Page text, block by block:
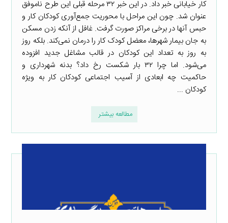
کار خیابانی خبر داد. در این خبر ۳۲ مرحله قبلی این طرح ناموفق
عنوان شد. چون این مراحل با محوریت جمع‌آوری کودکان کار و
حبس آنها در برخی مراکز صورت گرفت. غافل از آنکه زدن مسکن
به جان بیمار شهرها،‌ معضل کودک کار را درمان نمی‌کند. بلکه روز
به روز به تعداد این کودکان در قالب مشاغل جدید افزوده
می‌شود. اما چرا ۳۲ بار شکست رخ داد؟ بدنه شهرداری و
حاکمیت چه ابعادی از آسیب اجتماعی کودکان کار به ویژه
کودکان ...
مطالعه بیشتر